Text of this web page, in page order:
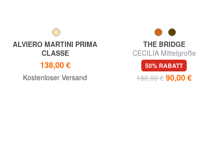
ALVIERO MARTINI PRIMA
CLASSE
Geldbörse GEO CLASSIC, mit
Logoplakette
138,00 €
Kostenloser Versand
THE BRIDGE
CECILIA Mittelgroße
Lederbrieftasche mit
umlaufendem Reißverschluss
50% RABATT
180,00 € 90,00 €